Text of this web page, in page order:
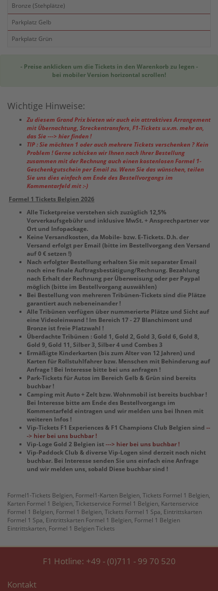
Bronze (Stehplätze)
Parkplatz Gelb
Parkplatz Grün
- Preise anklicken um die Tickets in den Warenkorb zu legen -
bei mobiler Version horizontal scrollen!
Wichtige Hinweise:
Zu diesem Grand Prix bieten wir auch ein attraktives Arrangement
mit Übernachtung, Streckentransfers, F1-Tickets u.v.m. mehr an,
das Sie---> hier finden !
TIP : Sie möchten 1 oder auch mehrere Tickets verschenken ? Kein
Problem ! Gerne schicken wir Ihnen nach Ihrer Bestellung
zusammen mit der Rechnung auch einen kostenlosen Formel 1-
Geschenkgutschein per Email zu. Wenn Sie das wünschen, teilen
Sie uns dies einfach am Ende des Bestellvorgangs im
Kommentarfeld mit :-)
Formel 1 Tickets Belgien 2026
Alle Ticketpreise verstehen sich zuzüglich 12,5%
Vorverkaufsgebühr und inklusive MwSt. + Ansprechpartner vor
Ort und Infopackage.
Keine Versandkosten, da Mobile- bzw. E-Tickets. D.h. der
Versand erfolgt per Email (bitte im Bestellvorgang den Versand
auf 0 € setzen !)
Nach erfolgter Bestellung erhalten Sie mit separater Email
noch eine finale Auftragsbestätigung/Rechnung. Bezahlung
nach Erhalt der Rechnung per Überweisung oder per Paypal
möglich (bitte im Bestellvorgang auswählen)
Bei Bestellung von mehreren Tribünen-Tickets sind die Plätze
garantiert auch nebeneinander !
Alle Tribünen verfügen über nummerierte Plätze und Sicht auf
eine Videoleinwand ! Im Bereich 17 - 27 Blanchimont und
Bronze ist freie Platzwahl !
Überdachte Tribünen : Gold 1, Gold 2, Gold 3, Gold 6, Gold 8,
Gold 9, Gold 11, Silber 3, Silber 4 und Combes 3
Ermäßigte Kinderkarten (bis zum Alter von 12 Jahren) und
Karten für Rollstuhlfahrer bzw. Menschen mit Behinderung auf
Anfrage ! Bei Interesse bitte bei uns anfragen !
Park-Tickets für Autos im Bereich Gelb & Grün sind bereits
buchbar !
Camping mit Auto + Zelt bzw. Wohnmobil ist bereits buchbar !
Bei Interesse bitte am Ende des Bestellvorgangs im
Kommentarfeld eintragen und wir melden uns bei Ihnen mit
weiteren Infos !
Vip-Tickets F1 Experiences & F1 Champions Club Belgien sind --
-> hier bei uns buchbar !
Vip-Loge Gold 2 Belgien ist---> hier bei uns buchbar !
Vip-Paddock Club & diverse Vip-Logen sind derzeit noch nicht
buchbar. Bei Interesse senden Sie uns einfach eine Anfrage
und wir melden uns, sobald Diese buchbar sind !
Formel1-Tickets Belgien, Formel1-Karten Belgien, Tickets Formel 1 Belgien,
Karten Formel 1 Belgien, Ticketservice Formel 1 Belgien, Kartenservice
Formel 1 Belgien, Formel 1 Belgien, Tickets Formel 1 Spa, Eintrittskarten
Formel 1 Spa, Eintrittskarten Formel 1 Belgien, Formel 1 Belgien
Eintrittskarten, Formel 1 Belgien Tickets
F1 Hotline: +49 - (0)711 - 99 70 520
Kontakt